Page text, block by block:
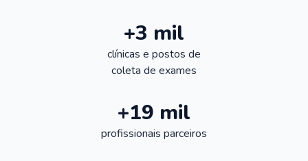
+3 mil
clínicas e postos de
coleta de exames
+19 mil
profissionais parceiros